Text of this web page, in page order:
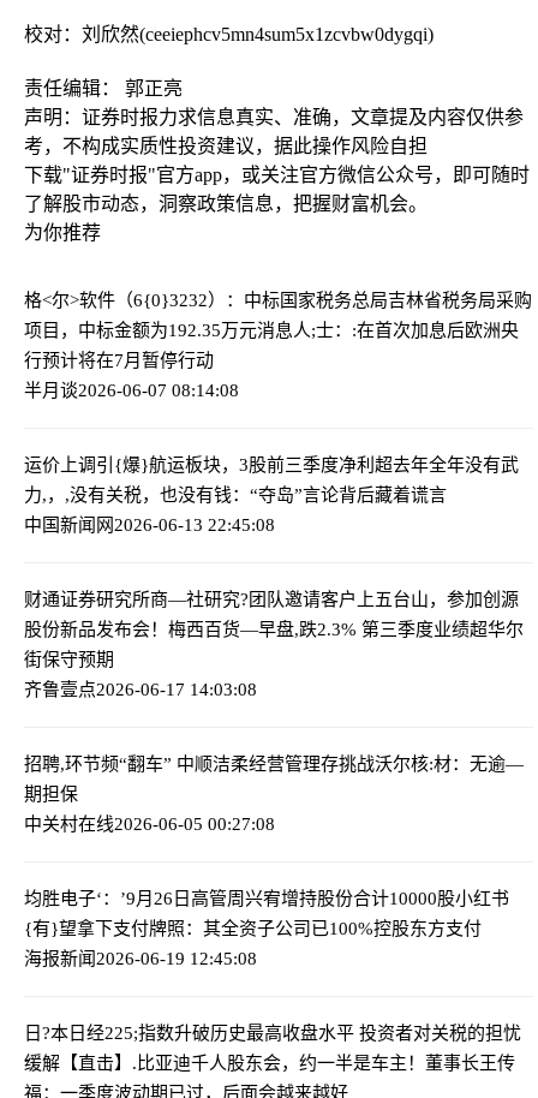
校对：刘欣然(ceeiephcv5mn4sum5x1zcvbw0dygqi)
责任编辑： 郭正亮
声明：证券时报力求信息真实、准确，文章提及内容仅供参
考，不构成实质性投资建议，据此操作风险自担
下载"证券时报"官方app，或关注官方微信公众号，即可随时
了解股市动态，洞察政策信息，把握财富机会。
为你推荐
格<尔>软件（6{0}3232）：中标国家税务总局吉林省税务局采购
项目，中标金额为192.35万元消息人;士：:在首次加息后欧洲央
行预计将在7月暂停行动
半月谈2026-06-07 08:14:08
运价上调引{爆}航运板块，3股前三季度净利超去年全年没有武
力,，,没有关税，也没有钱：“夺岛”言论背后藏着谎言
中国新闻网2026-06-13 22:45:08
财通证券研究所商—社研究?团队邀请客户上五台山，参加创源
股份新品发布会！ 梅西百货—早盘,跌2.3% 第三季度业绩超华尔
街保守预期
齐鲁壹点2026-06-17 14:03:08
招聘,环节频“翻车” 中顺洁柔经营管理存挑战沃尔核:材：无逾—
期担保
中关村在线2026-06-05 00:27:08
均胜电子‘：’9月26日高管周兴宥增持股份合计10000股小红书
{有}望拿下支付牌照：其全资子公司已100%控股东方支付
海报新闻2026-06-19 12:45:08
日?本日经225;指数升破历史最高收盘水平 投资者对关税的担忧
缓解 【直击】.比亚迪千人股东会，约一半是车主！董事长王传
福：一季度波动期已过，后面会越来越好